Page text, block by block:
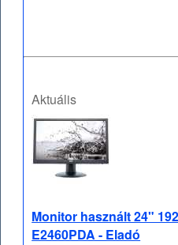
Aktuális
Monitor használt 24"
E2460PDA - Eladó